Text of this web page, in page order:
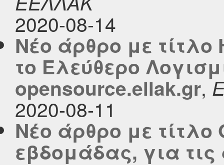
2020-08-14
Νέο άρθρο με
το Ελεύθερο
opensource.ellak.gr,
2020-08-11
Νέο άρθρο με τίτλο
εβδομάδας, για τις